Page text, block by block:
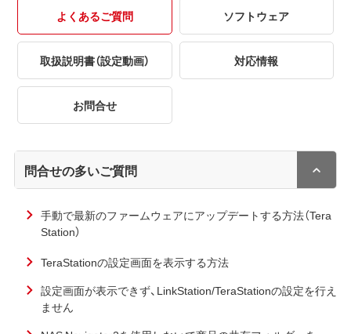
よくあるご質問 ソフトウェア
取扱説明書（設定動画） 対応情報
お問合せ
問合せの多いご質問
手動で最新のファームウェアにアップデートする方法（Tera
Station）
TeraStationの設定画面を表示する方法
設定画面が表示できず、LinkStation/TeraStationの設定を行え
ません